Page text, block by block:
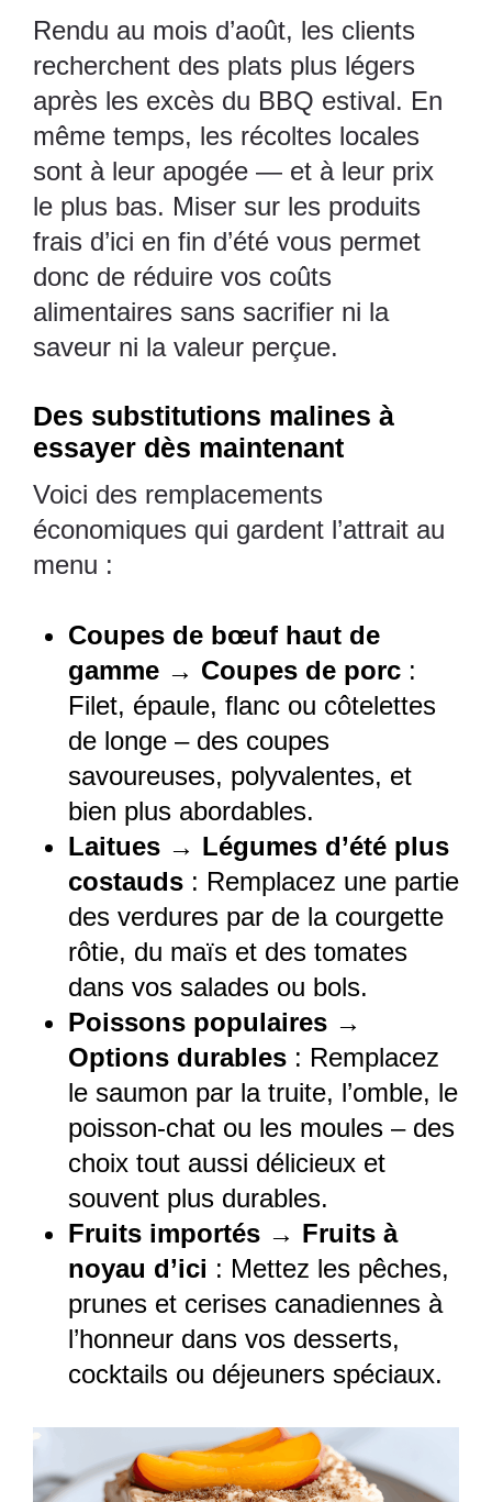
Rendu au mois d’août, les clients
recherchent des plats plus légers
après les excès du BBQ estival. En
même temps, les récoltes locales
sont à leur apogée — et à leur prix
le plus bas. Miser sur les produits
frais d’ici en fin d’été vous permet
donc de réduire vos coûts
alimentaires sans sacrifier ni la
saveur ni la valeur perçue.
Des substitutions malines à
essayer dès maintenant
Voici des remplacements
économiques qui gardent l’attrait au
menu :
Coupes de bœuf haut de
gamme → Coupes de porc :
Filet, épaule, flanc ou côtelettes
de longe – des coupes
savoureuses, polyvalentes, et
bien plus abordables.
Laitues → Légumes d’été plus
costauds : Remplacez une partie
des verdures par de la courgette
rôtie, du maïs et des tomates
dans vos salades ou bols.
Poissons populaires →
Options durables : Remplacez
le saumon par la truite, l’omble, le
poisson-chat ou les moules – des
choix tout aussi délicieux et
souvent plus durables.
Fruits importés → Fruits à
noyau d’ici : Mettez les pêches,
prunes et cerises canadiennes à
l’honneur dans vos desserts,
cocktails ou déjeuners spéciaux.